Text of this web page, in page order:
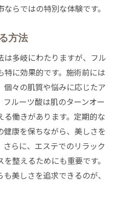
らではの特別な体験です。
方法
は多岐にわたりますが、フル
に効果的です。施術前には
個々の肌質や悩みに応じたア
ルーツ酸は肌のターンオー
働きがあります。定期的な
康を保ちながら、美しさを
らに、エステでのリラック
整えるためにも重要です。
美しさを追求できるのが、